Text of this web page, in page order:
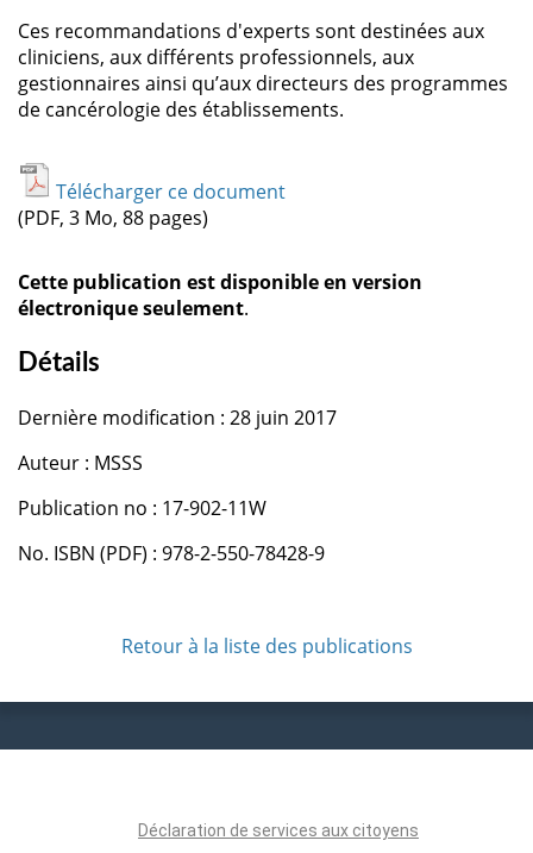
Ces recommandations d'experts sont destinées aux
cliniciens, aux différents professionnels, aux
gestionnaires ainsi qu’aux directeurs des programmes
de cancérologie des établissements.
Télécharger ce document
(PDF, 3 Mo, 88 pages)
Cette publication est disponible en version
électronique seulement.
Détails
Dernière modification : 28 juin 2017
Auteur : MSSS
Publication no : 17-902-11W
No. ISBN (PDF) : 978-2-550-78428-9
Retour à la liste des publications
Déclaration de services aux citoyens